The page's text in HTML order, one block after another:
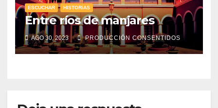
ESCUCHAR HISTORIAS
Entre ríos de manjares
AGO 30, 2023 PRODUCCIÓN CONSENTIDOS